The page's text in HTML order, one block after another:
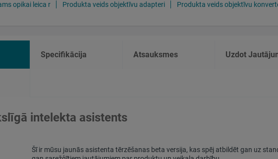
opikai leica r Produkta veids objektīvu adapteri Produkta veids objektīvu
Specifikācija Atsauksmes Uzdot
intelekta asistents
Šī ir mūsu jaunās asistenta tērzēšanas beta versija, kas spēj atbildēt gan uz